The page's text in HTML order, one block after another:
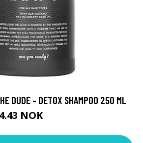
DUDE - DETOX SHAMPOO 250 ML
NOK